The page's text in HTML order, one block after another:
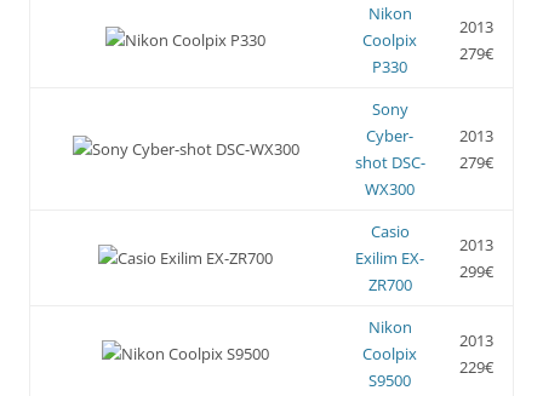
Nikon
Coolpix
P330
2013
279€
Sony
Cyber-
shot DSC-
WX300
2013
279€
Casio
Exilim EX-
ZR700
2013
299€
Nikon
Coolpix
S9500
2013
229€